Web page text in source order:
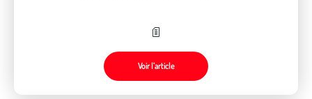
Voir l’article